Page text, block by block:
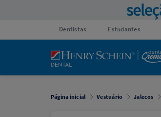
Dentistas Estudantes
Página inicial Vestuário Jalecos